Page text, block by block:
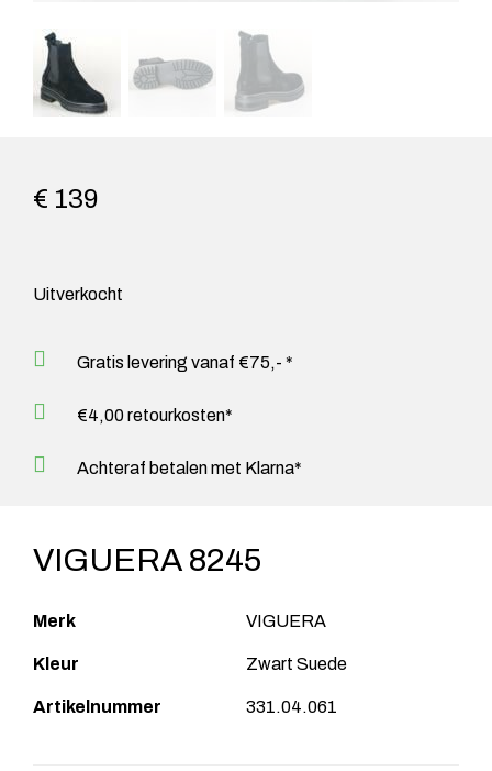
€ 139
Uitverkocht
Gratis levering vanaf €75,- *
€4,00 retourkosten*
Achteraf betalen met Klarna*
VIGUERA 8245
Merk VIGUERA
Kleur Zwart Suede
Artikelnummer 331.04.061